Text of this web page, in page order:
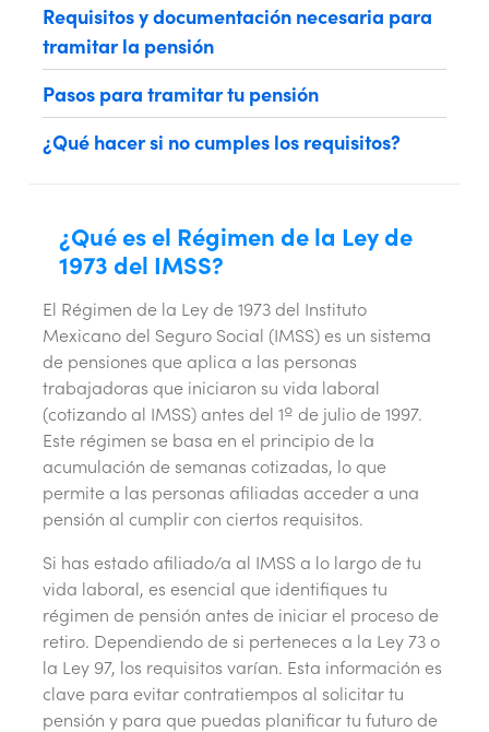
Requisitos y documentación necesaria para
tramitar la pensión
Pasos para tramitar tu pensión
¿Qué hacer si no cumples los requisitos?
¿Qué es el Régimen de la Ley de
1973 del IMSS?
El Régimen de la Ley de 1973 del Instituto
Mexicano del Seguro Social (IMSS) es un sistema
de pensiones que aplica a las personas
trabajadoras que iniciaron su vida laboral
(cotizando al IMSS) antes del 1º de julio de 1997.
Este régimen se basa en el principio de la
acumulación de semanas cotizadas, lo que
permite a las personas afiliadas acceder a una
pensión al cumplir con ciertos requisitos.
Si has estado afiliado/a al IMSS a lo largo de tu
vida laboral, es esencial que identifiques tu
régimen de pensión antes de iniciar el proceso de
retiro. Dependiendo de si perteneces a la Ley 73 o
la Ley 97, los requisitos varían. Esta información es
clave para evitar contratiempos al solicitar tu
pensión y para que puedas planificar tu futuro de